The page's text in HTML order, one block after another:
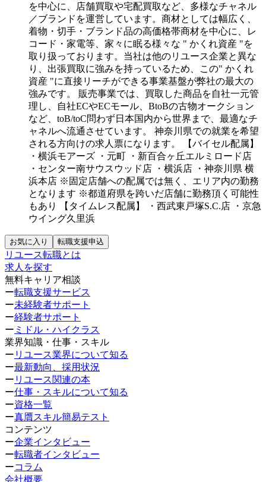
を中心に、店舗買取や宅配買取など、多様なチャネル
／ブランドを運営しています。商材としては幅広く、
着物・切手・ブランド品の高価格帯商材を中心に、レ
コード・家電等、家々に眠る様々な " かくれ資産 "を
取り扱っております。当社は他のリユース企業と異な
り、出張買取に強みを持っているため、この" かくれ
資産 "に直接リーチができる事業基盤が弊社の最大の
強みです。
販売事業では、買取した商品を自社一元管
理し、自社ECやECモール、BtoBの古物オークション
など、toB/toC問わず日本国内から世界まで、最適なチ
ャネルへ流通させています。
神奈川県での就業を希望
される方向けの求人票になります。
【バイセル配属】
・横浜モアーズ
・元町
・新百合ヶ丘エルミロード店
・センター南サウスウッド店
・横浜店
・神奈川県 横
浜本店 ※固定店舗への配属では無く、エリア内の勤務
となります ※都道府県を跨いだ店舗に勤務頂く可能性
もあり
【タイムレス配属】 ・西武東戸塚S.C.店
・京急
ウイング久里浜
お気に入り 転職支援申込
リユース転職とは
求人を探す
無料キャリア相談
ー転職支援サービス
ー未経験者サポート
ー経験者サポート
ー ミドル・ハイクラス
業界知識・仕事・スキル
ー リユース業界について知る
ー最新動向、採用状況
ー リユース関連の本
ー仕事・スキルについて知る
ー資格一覧
ー真贋スキル簡易テスト
コンテンツ
ー企業インタビュー
ー転職者インタビュー
ーコラム
会社概要